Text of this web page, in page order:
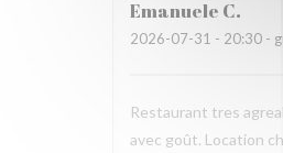
Emanuele C
2026-07-31 - 20:30 -
Restaurant tres
avec goût. Location